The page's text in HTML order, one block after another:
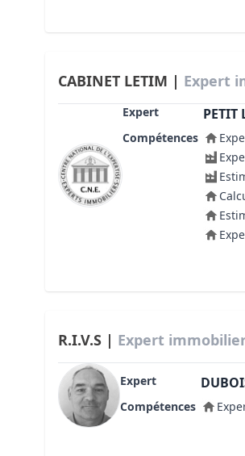
CABINET LETIM | Expert
Expert PETIT
Compétences
R.I.V.S | Expert immobilier
Expert
Compétences